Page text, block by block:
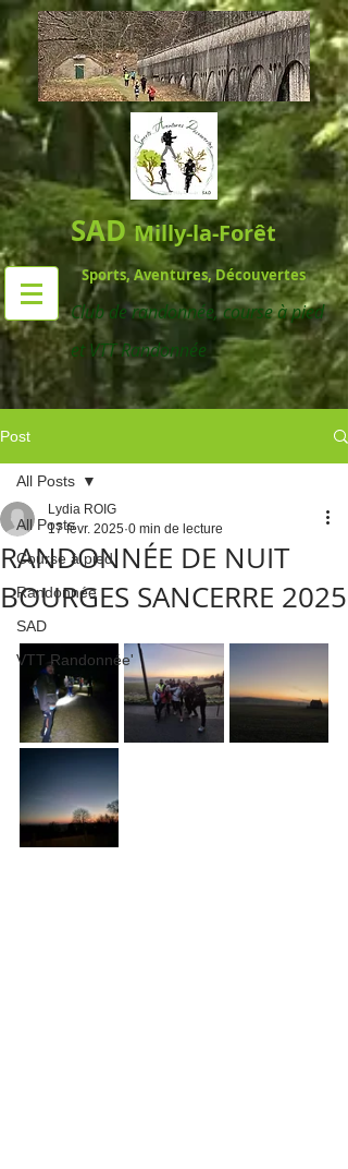
SADMilly-la-Forêt
Sports, Aventures, Découvertes
Club de randonnée,course à pied
et VTT Randonnée
Post
All Posts
Course à pied
Randonnée
SAD
VTT Randonnée'
All Posts
RANDONNÉE DE NUIT
BOURGES SANCERRE 2025
Lydia ROIG
17 févr. 2025 0 min de lecture